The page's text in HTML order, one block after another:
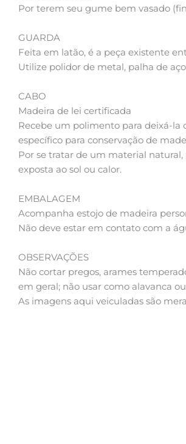
Por terem seu gume bem vasado
GUARDA
Feita em latão, é a peça existente
Utilize polidor de metal, palha de
CABO
Madeira de lei certificada
Recebe um polimento para deixá-la
específico para conservação de
Por se tratar de um material
exposta ao sol ou calor.
EMBALAGEM
Acompanha estojo de madeira
Não deve estar em contato com a
OBSERVAÇÕES
Não cortar pregos, arames
em geral; não usar como alavanca
As imagens aqui veiculadas são